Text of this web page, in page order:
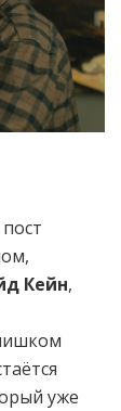
Кейн,
уже